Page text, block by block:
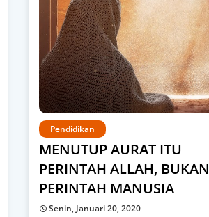
Pendidikan
MENUTUP AURAT ITU
PERINTAH ALLAH, BUKAN
PERINTAH MANUSIA
Senin, Januari 20, 2020